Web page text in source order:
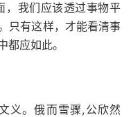
，我们应该透过事物平
只有这样，才能看清事
应如此。
义。俄而雪骤,公欣然